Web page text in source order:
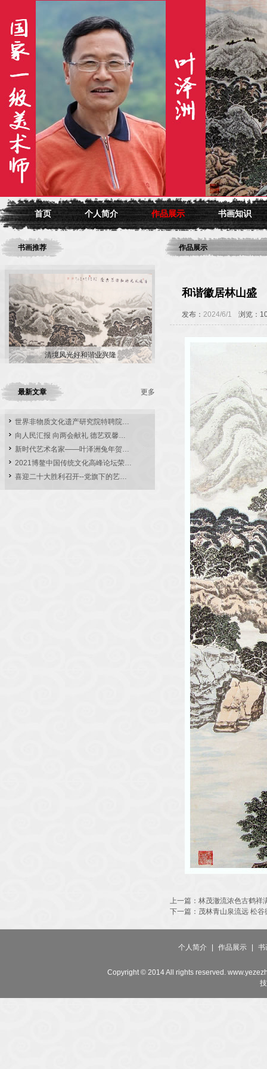
首页 个人简介 作品展示 书画知识
作品展示
和谐徽居林山盛
发布： 2024/6/1 浏览：
上一篇： 林茂澈流浓色古鹤祥
下一篇： 茂林青山泉流远 松谷
书画推荐
清境风光好和谐业兴隆
最新文章 更多
世界非物质文化遗产研究院特聘院…
向人民汇报 向两会献礼 德艺双馨…
新时代艺术名家——叶泽洲兔年贺…
2021博鳌中国传统文化高峰论坛荣…
喜迎二十大胜利召开--党旗下的艺…
个人简介 作品展示 书
Copyright © 2014 All rights reserved.